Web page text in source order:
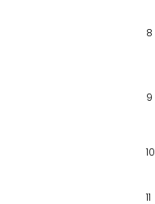
8
9
10
11